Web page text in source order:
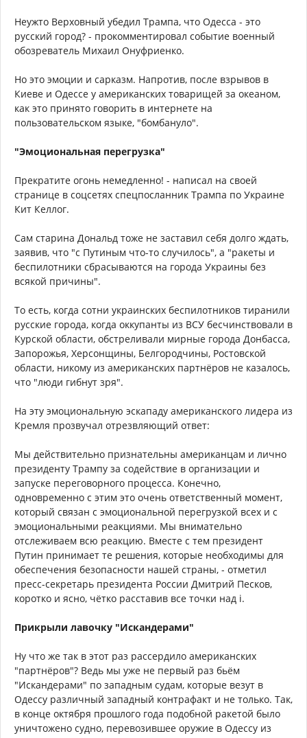
Неужто Верховный убедил Трампа, что Одесса - это
русский город? - прокомментировал событие военный
обозреватель Михаил Онуфриенко.
Но это эмоции и сарказм. Напротив, после взрывов в
Киеве и Одессе у американских товарищей за океаном,
как это принято говорить в интернете на
пользовательском языке, "бомбануло".
"Эмоциональная перегрузка"
Прекратите огонь немедленно! - написал на своей
странице в соцсетях спецпосланник Трампа по Украине
Кит Келлог.
Сам старина Дональд тоже не заставил себя долго ждать,
заявив, что "с Путиным что-то случилось", а "ракеты и
беспилотники сбрасываются на города Украины без
всякой причины".
То есть, когда сотни украинских беспилотников тиранили
русские города, когда оккупанты из ВСУ бесчинствовали в
Курской области, обстреливали мирные города Донбасса,
Запорожья, Херсонщины, Белгородчины, Ростовской
области, никому из американских партнёров не казалось,
что "люди гибнут зря".
На эту эмоциональную эскападу американского лидера из
Кремля прозвучал отрезвляющий ответ:
Мы действительно признательны американцам и лично
президенту Трампу за содействие в организации и
запуске переговорного процесса. Конечно,
одновременно с этим это очень ответственный момент,
который связан с эмоциональной перегрузкой всех и с
эмоциональными реакциями. Мы внимательно
отслеживаем всю реакцию. Вместе с тем президент
Путин принимает те решения, которые необходимы для
обеспечения безопасности нашей страны, - отметил
пресс-секретарь президента России Дмитрий Песков,
коротко и ясно, чётко расставив все точки над i.
Прикрыли лавочку "Искандерами"
Ну что же так в этот раз рассердило американских
"партнёров"? Ведь мы уже не первый раз бьём
"Искандерами" по западным судам, которые везут в
Одессу различный западный контрафакт и не только. Так,
в конце октября прошлого года подобной ракетой было
уничтожено судно, перевозившее оружие в Одессу из